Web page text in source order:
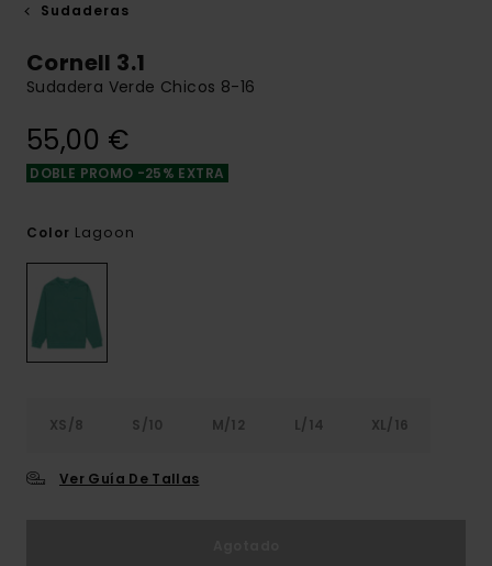
Sudaderas
Cornell 3.1
Sudadera Verde Chicos 8-16
55,00 €
DOBLE PROMO -25% EXTRA
Color Lagoon
XS/8 S/10 M/12 L/14 XL/16
Ver Guía De Tallas